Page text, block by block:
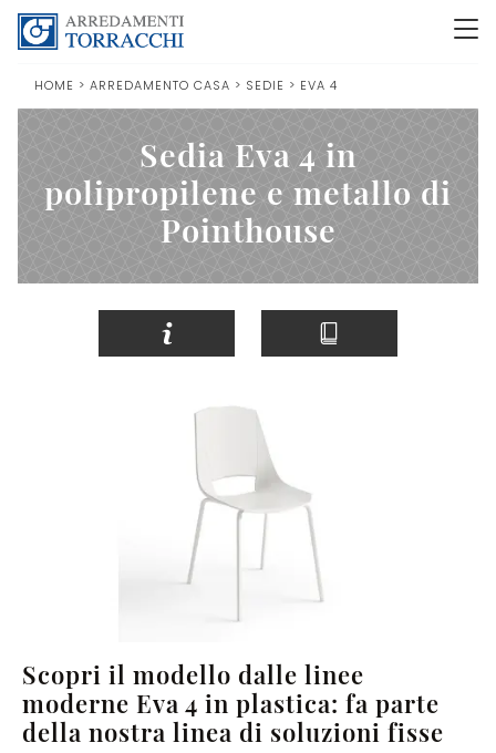
HOME > ARREDAMENTO CASA > SEDIE > EVA 4
Sedia Eva 4 in
polipropilene e metallo di
Pointhouse
Scopri il modello dalle linee
moderne Eva 4 in plastica: fa parte
della nostra linea di soluzioni fisse